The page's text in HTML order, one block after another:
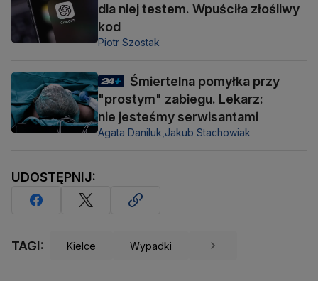
dla niej testem. Wpuściła złośliwy
kod
Piotr Szostak
Śmiertelna pomyłka przy
"prostym" zabiegu. Lekarz:
nie jesteśmy serwisantami
Agata Daniluk,Jakub Stachowiak
UDOSTĘPNIJ:
TAGI: Kielce Wypadki